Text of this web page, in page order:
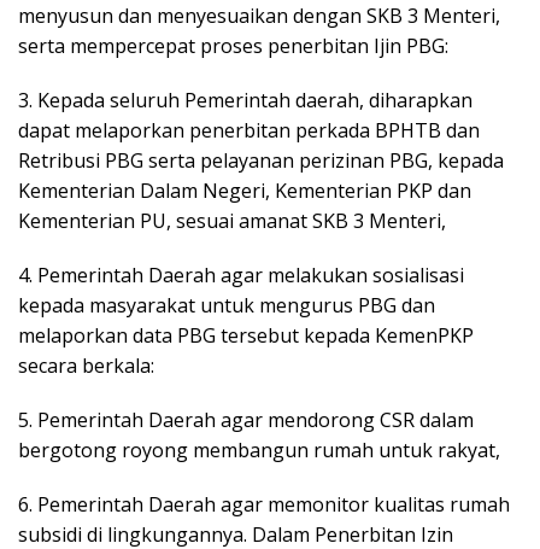
menyusun dan menyesuaikan dengan SKB 3 Menteri,
serta mempercepat proses penerbitan Ijin PBG:
3. Kepada seluruh Pemerintah daerah, diharapkan
dapat melaporkan penerbitan perkada BPHTB dan
Retribusi PBG serta pelayanan perizinan PBG, kepada
Kementerian Dalam Negeri, Kementerian PKP dan
Kementerian PU, sesuai amanat SKB 3 Menteri,
4. Pemerintah Daerah agar melakukan sosialisasi
kepada masyarakat untuk mengurus PBG dan
melaporkan data PBG tersebut kepada KemenPKP
secara berkala:
5. Pemerintah Daerah agar mendorong CSR dalam
bergotong royong membangun rumah untuk rakyat,
6. Pemerintah Daerah agar memonitor kualitas rumah
subsidi di lingkungannya. Dalam Penerbitan Izin